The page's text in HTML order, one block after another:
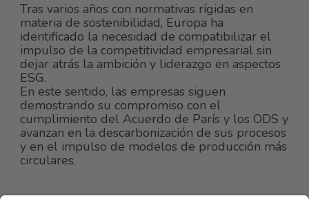
Tras varios años con normativas rígidas en
materia de sostenibilidad, Europa ha
identificado la necesidad de compatibilizar el
impulso de la competitividad empresarial sin
dejar atrás la ambición y liderazgo en aspectos
ESG.
En este sentido, las empresas siguen
demostrando su compromiso con el
cumplimiento del Acuerdo de París y los ODS y
avanzan en la descarbonización de sus procesos
y en el impulso de modelos de producción más
circulares.